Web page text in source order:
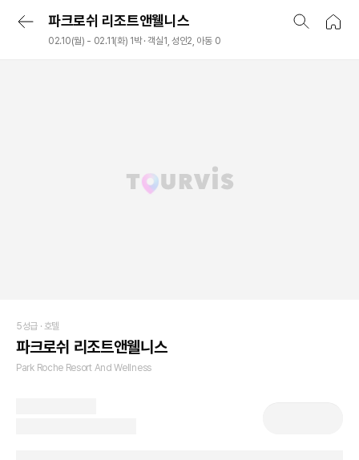
파크로쉬 리조트앤웰니스
02.10(월) - 02.11(화) 1박 · 객실1, 성인2, 아동 0
5성급 · 호텔
파크로쉬 리조트앤웰니스
Park Roche Resort And Wellness